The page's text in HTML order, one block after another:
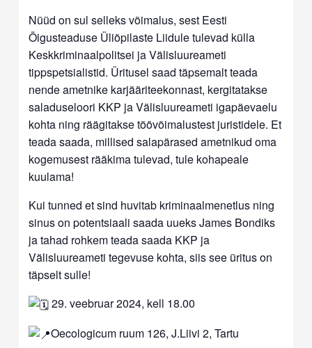
Nüüd on sul selleks võimalus, sest Eesti
Õigusteaduse Üliõpilaste Liidule tulevad külla
Keskkriminaalpolitsei ja Välisluureameti
tippspetsialistid. Üritusel saad täpsemalt teada
nende ametnike karjääriteekonnast, kergitatakse
saladuseloori KKP ja Välisluureameti igapäevaelu
kohta ning räägitakse töövõimalustest juristidele. Et
teada saada, millised salapärased ametnikud oma
kogemusest rääkima tulevad, tule kohapeale
kuulama!
Kui tunned et sind huvitab kriminaalmenetlus ning
sinus on potentsiaali saada uueks James Bondiks
ja tahad rohkem teada saada KKP ja
Välisluureameti tegevuse kohta, siis see üritus on
täpselt sulle!
29. veebruar 2024, kell 18.00
Oecologicum ruum 126, J.Liivi 2, Tartu